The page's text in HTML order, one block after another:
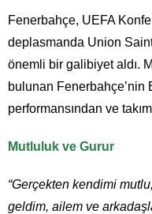
Fenerbahçe, UEFA
deplasmanda Union
önemli bir galibiyet aldı.
bulunan Fenerbahçe’nin
performansından ve
Mutluluk ve Gurur
“Gerçekten kendimi
geldim, ailem ve